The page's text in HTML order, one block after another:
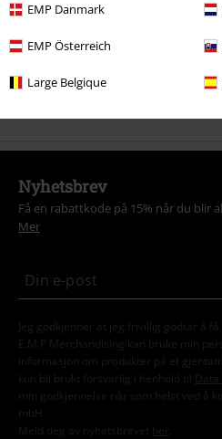
EMP Danmark
EMP Österreich
Large Belgique
Tema Sorte klær
Tema Basisplagg Basisplagg menn
Klær & tilbehør Topper
Nyhetsbrev
Få en rabattkode på 15% når du blir
Mer
Jeg godkjenner at jeg frivillig godtar å
E.M.P Merchandising kan bruke min
informasjon om produkter på et
kun bli brukt forsvarlig i henhold til
min godkjennelse når som helst ved å
mbH
Meld deg av nyhetsbrevet her